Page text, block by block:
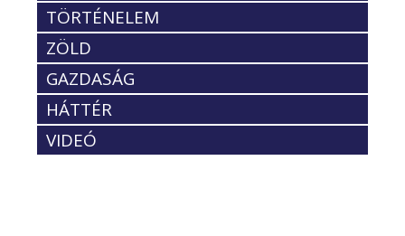
TÖRTÉNELEM
ZÖLD
GAZDASÁG
HÁTTÉR
VIDEÓ